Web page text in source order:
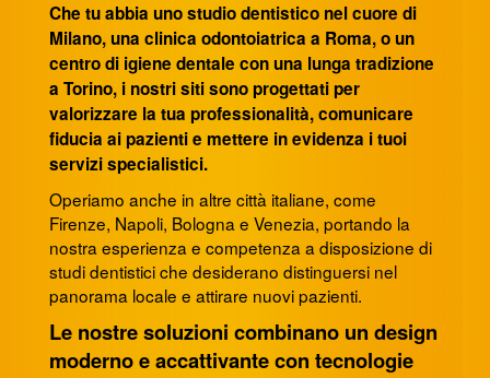
Che tu abbia uno studio dentistico nel cuore di
Milano, una clinica odontoiatrica a Roma, o un
centro di igiene dentale con una lunga tradizione
a Torino, i nostri siti sono progettati per
valorizzare la tua professionalità, comunicare
fiducia ai pazienti e mettere in evidenza i tuoi
servizi specialistici.
Operiamo anche in altre città italiane, come
Firenze, Napoli, Bologna e Venezia, portando la
nostra esperienza e competenza a disposizione di
studi dentistici che desiderano distinguersi nel
panorama locale e attirare nuovi pazienti.
Le nostre soluzioni combinano un design
moderno e accattivante con tecnologie